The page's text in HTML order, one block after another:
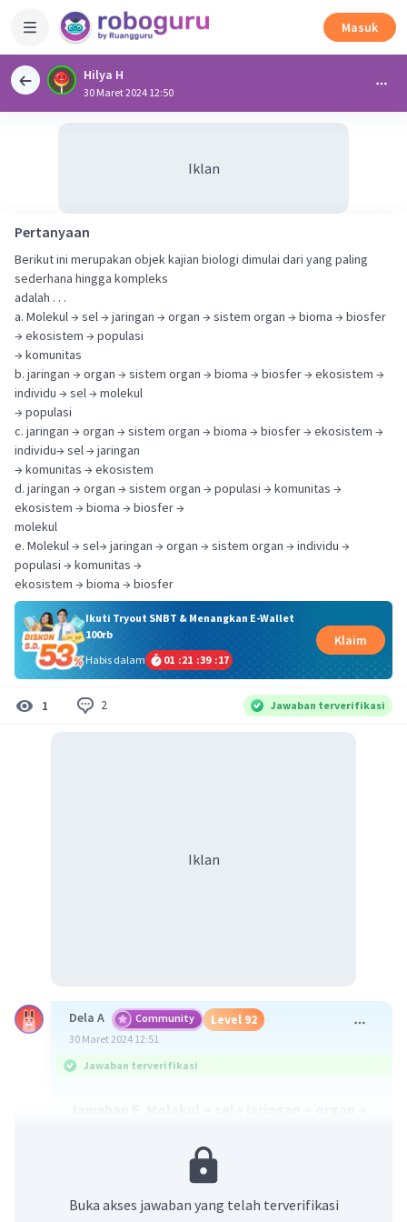
Masuk
Hilya H
30 Maret 2024 12:50
Iklan
Pertanyaan
Berikut ini merupakan objek kajian biologi dimulai dari yang paling
sederhana hingga kompleks
adalah . . .
a. Molekul → sel → jaringan → organ → sistem organ → bioma → biosfer
→ ekosistem → populasi
→ komunitas
b. jaringan → organ → sistem organ → bioma → biosfer → ekosistem →
individu → sel → molekul
→ populasi
c. jaringan → organ → sistem organ → bioma → biosfer → ekosistem →
individu→ sel → jaringan
→ komunitas → ekosistem
d. jaringan → organ → sistem organ → populasi → komunitas →
ekosistem → bioma → biosfer →
molekul
e. Molekul → sel→ jaringan → organ → sistem organ → individu →
populasi → komunitas →
ekosistem → bioma → biosfer
Ikuti Tryout SNBT & Menangkan E-Wallet
100rb
Habis dalam
01 :21 :39 :16
Klaim
1 2 Jawaban terverifikasi
Iklan
Dela A Community Level 92
30 Maret 2024 12:51
Jawaban terverifikasi
ekosistem → bioma → biosfer
Objek kajian biologi merupakan segala macam
Buka akses jawaban yang telah terverifikasi